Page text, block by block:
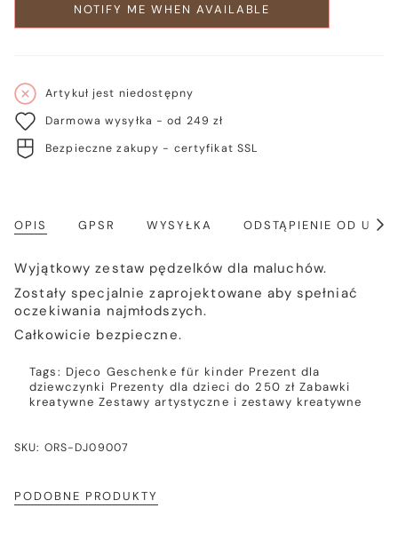
NOTIFY ME WHEN AVAILABLE
Artykuł jest niedostępny
Darmowa wysyłka - od 249 zł
Bezpieczne zakupy - certyfikat SSL
OPIS GPSR WYSYŁKA ODSTĄPIENIE OD
Wyjątkowy zestaw pędzelków dla maluchów.
Zostały specjalnie zaprojektowane aby spełniać
oczekiwania najmłodszych.
Całkowicie bezpieczne.
Tags: Djeco Geschenke für kinder Prezent dla
dziewczynki Prezenty dla dzieci do 250 zł Zabawki
kreatywne Zestawy artystyczne i zestawy kreatywne
SKU: ORS-DJ09007
PODOBNE PRODUKTY